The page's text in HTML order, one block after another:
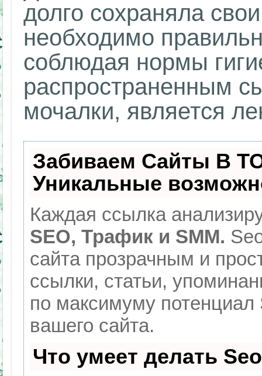
долго сохраняла
необходимо
соблюдая нормы
распространенным
мочалки, является
Забиваем Сайты В
Уникальные
Каждая ссылка
SEO, Трафик и SMM.
сайта прозрачным и
ссылки, статьи,
по максимуму
вашего сайта.
Что умеет делать